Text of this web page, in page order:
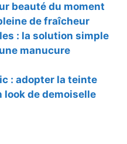
beauté du moment
de fraîcheur
: la solution simple
manucure
: adopter la teinte
de demoiselle